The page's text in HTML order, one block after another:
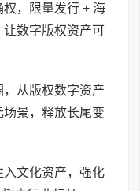
权，限量发行 + 海
数字版权资产可
，从版权数字资产
景，释放长尾变
入文化资产，强化